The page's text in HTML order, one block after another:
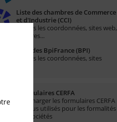
Liste des chambres de Commerce
et d'Industrie (CCI)
Toutes les coordonnées, sites web,
horaires...
Liste des BpiFrance (BPI)
Toutes les coordonnées, sites
Formulaires CERFA
Télécharger les formulaires CERFA
les plus utilisés pour les formalités
des sociétés